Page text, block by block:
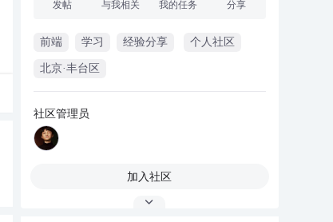
发帖 与我相关 我的任务 分享
前端 学习 经验分享 个人社区
北京·丰台区
社区管理员
加入社区